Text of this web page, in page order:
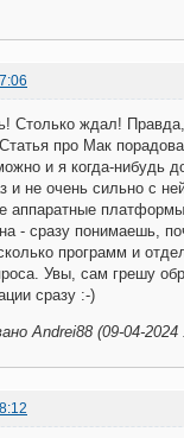
Столько ждал!
про Мак
и я когда-нибудь
и не очень сильно с
аппаратные
- сразу понимаешь,
программ и
Увы, сам грешу
сразу :-)
Andrei88 (09-04-2024